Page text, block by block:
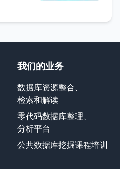
我们的业务
数据库资源整合、
检索和解读
零代码数据库整理、
分析平台
公共数据库挖掘课程培训